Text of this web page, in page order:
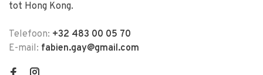
tot Hong Kong.
Telefoon: +32 483 00 05 70
E-mail: fabien.gay@gmail.com